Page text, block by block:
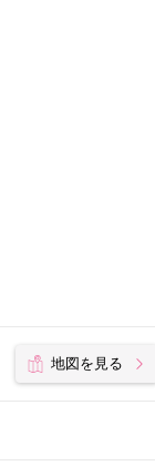
地図を見る